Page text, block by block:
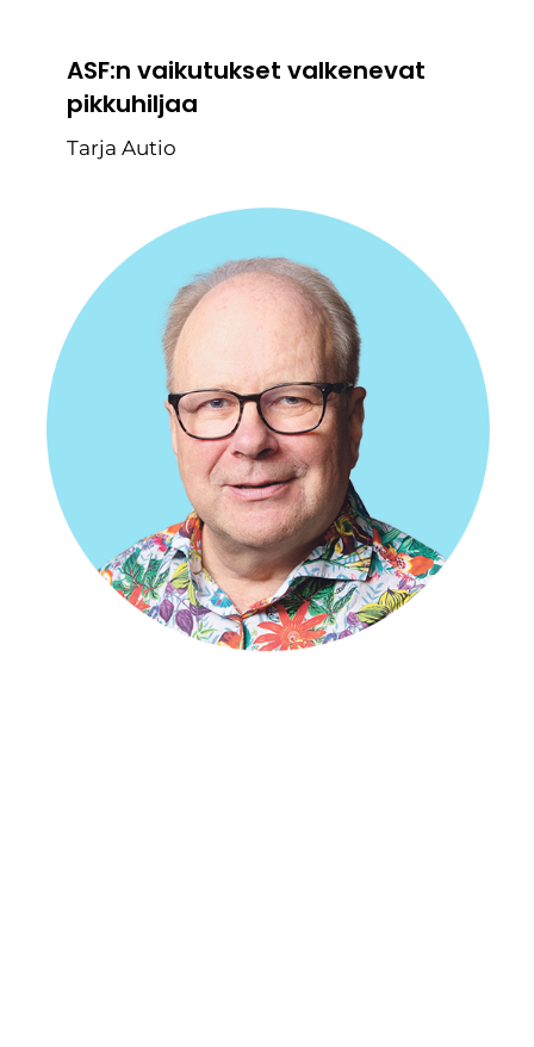
ASF:n vaikutukset valkenevat
pikkuhiljaa
Tarja Autio